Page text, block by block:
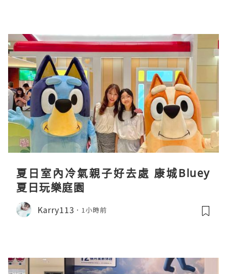
夏日室內冷氣親子好去處 康城Bluey
夏日玩樂庭園
Karry113 1小時前